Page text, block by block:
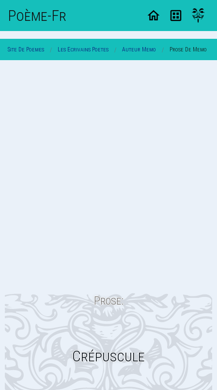
Poème-Fr
Site De Poemes Les Ecrivains Poetes Auteur Memo Prose De Memo
Prose:
Crépuscule